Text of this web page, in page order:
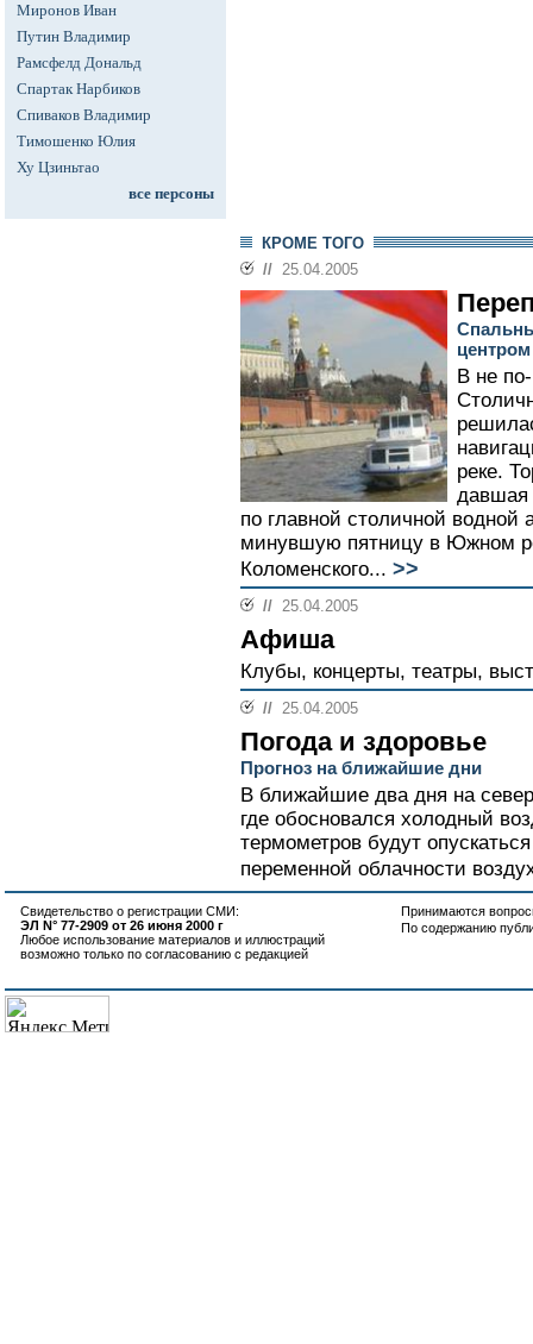
Миронов Иван
Путин Владимир
Рамсфелд Дональд
Спартак Нарбиков
Спиваков Владимир
Тимошенко Юлия
Ху Цзиньтао
все персоны
КРОМЕ ТОГО
// 25.04.2005
В не
реке.
давшая
по главной столичной водной
минувшую пятницу в Южном
Коломенского... >>
// 25.04.2005
Афиша
Клубы, концерты, театры,
// 25.04.2005
Погода и здоровье
Прогноз на ближайшие дни
В ближайшие два дня на
где обосновался холодный
термометров будут
переменной облачности
Свидетельство о регистрации СМИ:
ЭЛ N° 77-2909 от 26 июня 2000 г
Любое использование материалов и иллюстраций
возможно только по согласованию с редакцией
Принимаются
По содержанию